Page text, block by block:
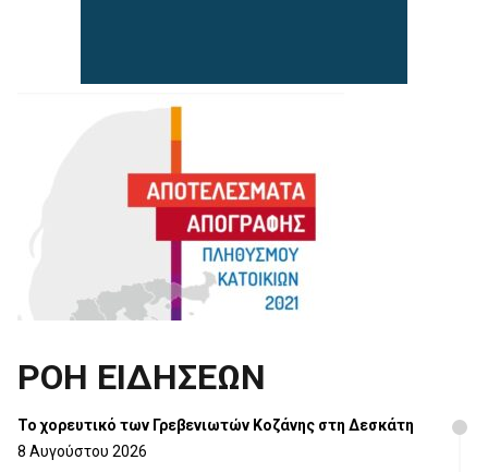
ΡΟΗ ΕΙΔΗΣΕΩΝ
Το χορευτικό των Γρεβενιωτών Κοζάνης στη Δεσκάτη
8 Αυγούστου 2026